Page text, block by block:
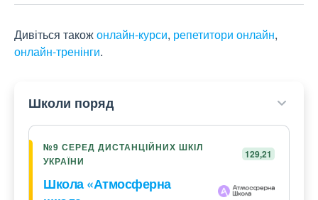
Дивіться такожонлайн-курси, репетитори онлайн,
онлайн-тренінги.
Школи поряд
№9 СЕРЕД ДИСТАНЦІЙНИХ ШКІЛ
УКРАЇНИ
129,21
Школа «Атмосферна